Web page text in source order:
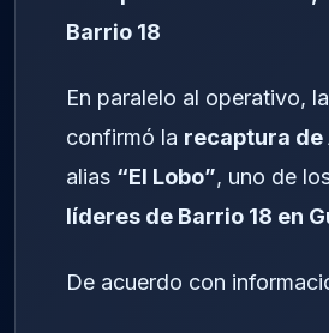
Barrio 18
En paralelo al operativo, la
confirmó la recaptura de
alias “El Lobo”, uno de
líderes de Barrio 18 en
De acuerdo con